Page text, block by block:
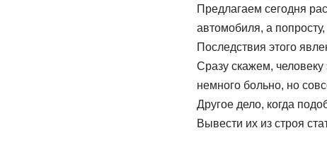
Предлагаем сегодня
автомобиля, а
Последствия этого
Сразу скажем,
немного больно, но
Другое дело, когда
Вывести их из строя